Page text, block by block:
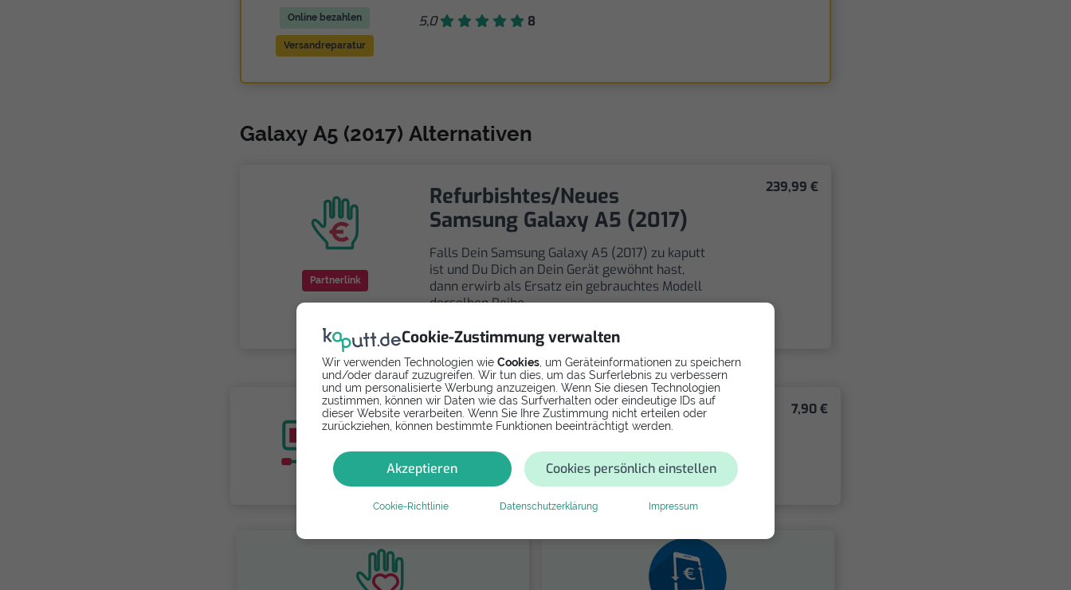
Cookie-Zustimmung verwalten
Wir verwenden Technologien wie Cookies , um Geräteinformationen zu speichern
und/oder darauf zuzugreifen. Wir tun dies, um das Surferlebnis zu verbessern
und um personalisierte Werbung anzuzeigen. Wenn Sie diesen Technologien
zustimmen, können wir Daten wie das Surfverhalten oder eindeutige IDs auf
dieser Website verarbeiten. Wenn Sie Ihre Zustimmung nicht erteilen oder
zurückziehen, können bestimmte Funktionen beeinträchtigt werden.
Akzeptieren Cookies persönlich einstellen
Cookie-Richtlinie Datenschutzerklärung Impressum
Online bezahlen
Versandreparatur
5,0
8
Galaxy A5 (2017) Alternativen
Partnerlink
Refurbishtes/Neues
Samsung Galaxy A5 (2017)
Falls Dein Samsung Galaxy A5 (2017) zu kaputt
ist und Du Dich an Dein Gerät gewöhnt hast,
dann erwirb als Ersatz ein gebrauchtes Modell
derselben Reihe.
239,99 €
Selbst reparieren
Repariere dein Galaxy A5 (2017) - Backcover mit
Videoanleitung selbst. Ersatzteile ab
7,90 €